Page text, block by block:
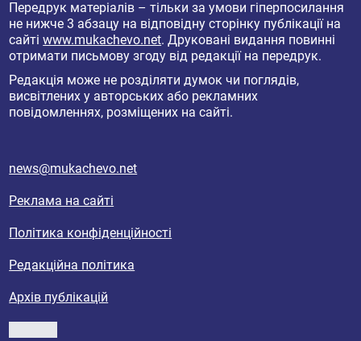
Передрук матеріалів – тільки за умови гіперпосилання
не нижче 3 абзацу на відповідну сторінку публікації на
сайтіwww.mukachevo.net. Друковані видання повинні
отримати письмову згоду від редакції на передрук.
Редакція може не розділяти думок чи поглядів,
висвітлених у авторських або рекламних
повідомленнях, розміщених на сайті.
news@mukachevo.net
Реклама на сайті
Політика конфіденційності
Редакційна політика
Архів публікацій